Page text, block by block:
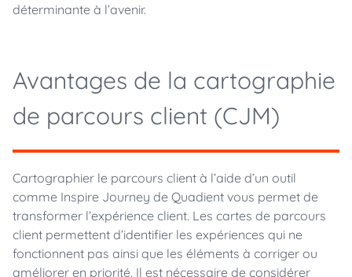
déterminante à l’avenir.
Avantages de la cartographie
de parcours client (CJM)
Cartographier le parcours client à l’aide d’un outil
comme Inspire Journey de Quadient vous permet de
transformer l’expérience client. Les cartes de parcours
client permettent d’identifier les expériences qui ne
fonctionnent pas ainsi que les éléments à corriger ou
améliorer en priorité. Il est nécessaire de considérer